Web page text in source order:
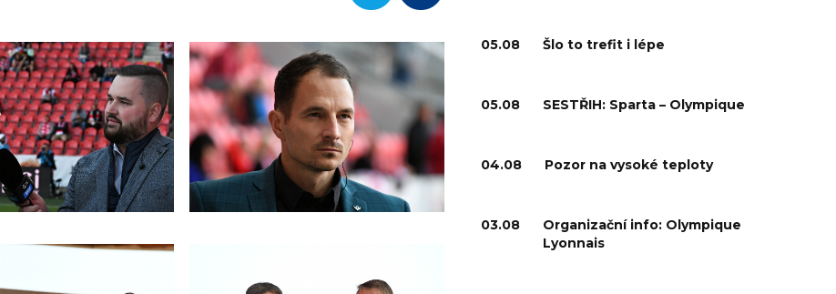
05.08 Šlo to trefit i lépe
05.08 SESTŘIH: Sparta – Olympique
04.08 Pozor na vysoké teploty
03.08
Organizační info: Olympique
Lyonnais